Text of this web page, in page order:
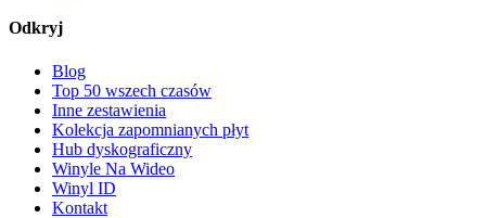
Odkryj
Blog
Top 50 wszech czasów
Inne zestawienia
Kolekcja zapomnianych płyt
Hub dyskograficzny
Winyle Na Wideo
Winyl ID
Kontakt